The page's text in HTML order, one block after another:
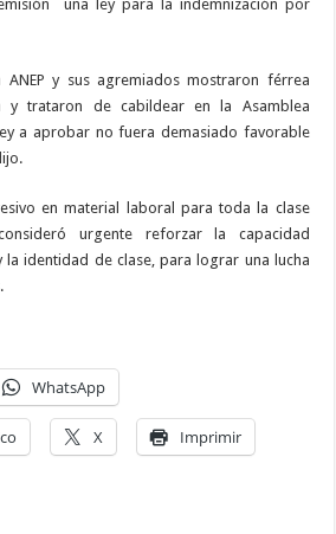
una ley para la indemnización por
ANEP y sus agremiados mostraron férrea
y trataron de cabildear en la Asamblea
a aprobar no fuera demasiado favorable
en material laboral para toda la clase
consideró urgente reforzar la capacidad
la identidad de clase, para lograr una lucha
WhatsApp
X Imprimir